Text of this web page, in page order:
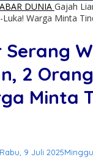
DUNIA Gajah
Warga Minta
Serang
2
Minta
Rabu, 9 Juli 2025